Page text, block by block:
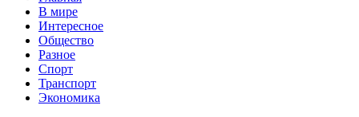
В мире
Интересное
Общество
Разное
Спорт
Транспорт
Экономика